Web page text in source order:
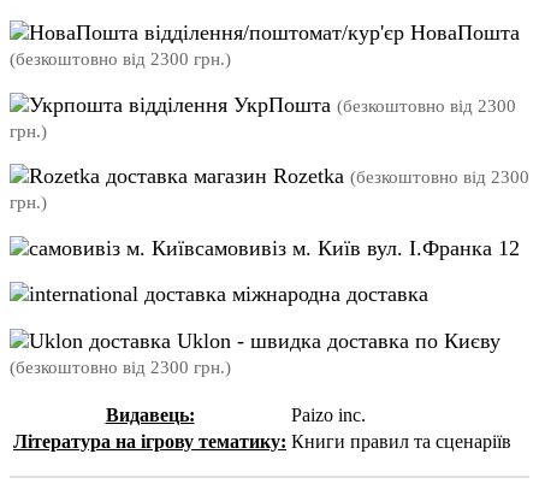
відділення/поштомат/кур'єр НоваПошта
(безкоштовно від 2300 грн.)
відділення УкрПошта (безкоштовно від 2300
грн.)
магазин Rozetka (безкоштовно від 2300
грн.)
самовивіз м. Київ вул. І.Франка 12
міжнародна доставка
Uklon - швидка доставка по Києву
(безкоштовно від 2300 грн.)
Видавець:
Paizo inc.
Література на ігрову тематику: Книги правил та сценаріїв